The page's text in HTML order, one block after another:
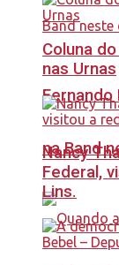
Fernando
na Band
Coluna
nas Urnas
Nancy
Federal,
Lins.